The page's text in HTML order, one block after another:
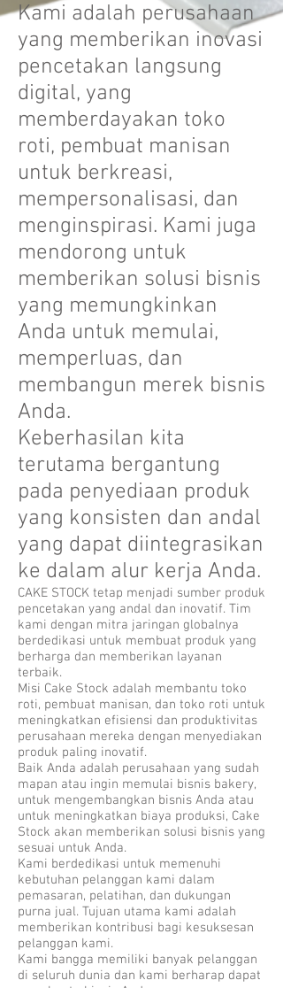
Kami adalah perusahaan
yang memberikan inovasi
pencetakan langsung
digital, yang
memberdayakan toko
roti, pembuat manisan
untuk berkreasi,
mempersonalisasi, dan
menginspirasi. Kami juga
mendorong untuk
memberikan solusi bisnis
yang memungkinkan
Anda untuk memulai,
memperluas, dan
membangun merek bisnis
Anda.
Keberhasilan kita
terutama bergantung
pada penyediaan produk
yang konsisten dan andal
yang dapat diintegrasikan
ke dalam alur kerja Anda.
CAKE STOCK tetap menjadi sumber produk
pencetakan yang andal dan inovatif. Tim
kami dengan mitra jaringan globalnya
berdedikasi untuk membuat produk yang
berharga dan memberikan layanan
terbaik.
Misi Cake Stock adalah membantu toko
roti, pembuat manisan, dan toko roti untuk
meningkatkan efisiensi dan produktivitas
perusahaan mereka dengan menyediakan
produk paling inovatif.
Baik Anda adalah perusahaan yang sudah
mapan atau ingin memulai bisnis bakery,
untuk mengembangkan bisnis Anda atau
untuk meningkatkan biaya produksi, Cake
Stock akan memberikan solusi bisnis yang
sesuai untuk Anda.
Kami berdedikasi untuk memenuhi
kebutuhan pelanggan kami dalam
pemasaran, pelatihan, dan dukungan
purna jual. Tujuan utama kami adalah
memberikan kontribusi bagi kesuksesan
pelanggan kami.
Kami bangga memiliki banyak pelanggan
di seluruh dunia dan kami berharap dapat